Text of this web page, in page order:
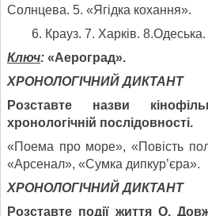
Солнцева. 5. «Ягідка кохання».
Крауз. 7. Харків. 8.Одеська.
Ключ: «Аероград».
ХРОНОЛОГІЧНИЙ ДИКТАНТ
Розставте назви
хронологічній послідовності.
«Поема про море», «Повість
«Арсенал», «Сумка дипкур’єра».
ХРОНОЛОГІЧНИЙ ДИКТАНТ
Розставте події життя О.